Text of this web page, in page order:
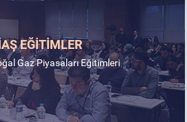
EĞİTİMLER
Gaz Piyasaları Eğitimleri